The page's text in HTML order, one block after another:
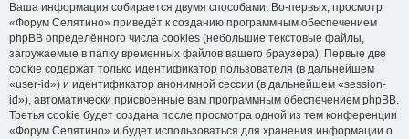
Ваша информация собирается двумя способами. Во-первых, просмотр
«Форум Селятино» приведёт к созданию программным обеспечением
phpBB определённого числа cookies (небольшие текстовые файлы,
загружаемые в папку временных файлов вашего браузера). Первые две
cookie содержат только идентификатор пользователя (в дальнейшем
«user-id») и идентификатор анонимной сессии (в дальнейшем «session-
id»), автоматически присвоенные вам программным обеспечением phpBB.
Третья cookie будет создана после просмотра одной из тем конференции
«Форум Селятино» и будет использоваться для хранения информации о